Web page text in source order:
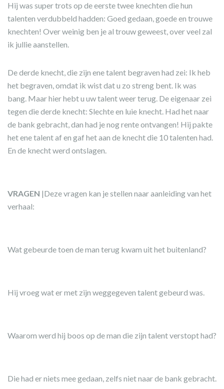
Hij was super trots op de eerste twee knechten die hun
talenten verdubbeld hadden: Goed gedaan, goede en trouwe
knechten! Over weinig ben je al trouw geweest, over veel zal
ik jullie aanstellen.
De derde knecht, die zijn ene talent begraven had zei: Ik heb
het begraven, omdat ik wist dat u zo streng bent. Ik was
bang. Maar hier hebt u uw talent weer terug. De eigenaar zei
tegen die derde knecht: Slechte en luie knecht. Had het naar
de bank gebracht, dan had je nog rente ontvangen! Hij pakte
het ene talent af en gaf het aan de knecht die 10 talenten had.
En de knecht werd ontslagen.
VRAGEN |Deze vragen kan je stellen naar aanleiding van het
verhaal:
Wat gebeurde toen de man terug kwam uit het buitenland?
Hij vroeg wat er met zijn weggegeven talent gebeurd was.
Waarom werd hij boos op de man die zijn talent verstopt had?
Die had er niets mee gedaan, zelfs niet naar de bank gebracht.